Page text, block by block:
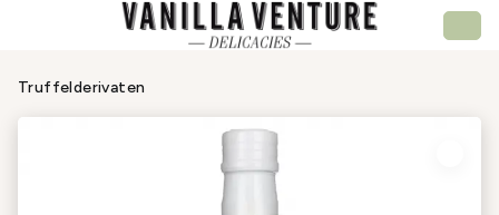
Truffelderivaten